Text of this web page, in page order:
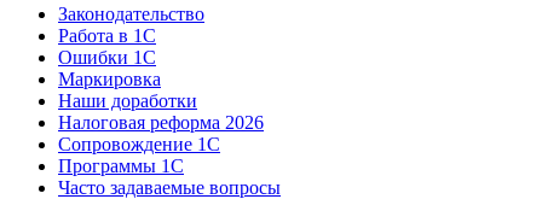
Законодательство
Работа в 1С
Ошибки 1С
Маркировка
Наши доработки
Налоговая реформа 2026
Сопровождение 1С
Программы 1С
Часто задаваемые вопросы